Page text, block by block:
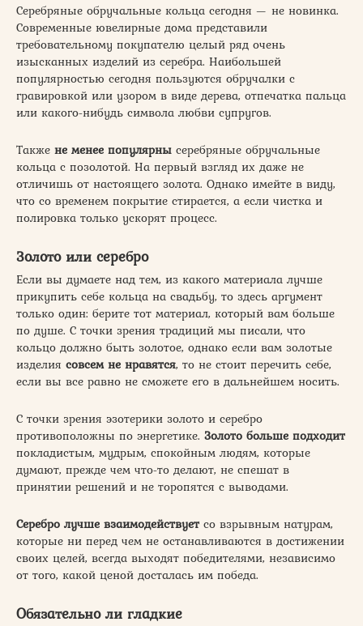
Серебряные обручальные кольца сегодня — не новинка.
Современные ювелирные дома представили
требовательному покупателю целый ряд очень
изысканных изделий из серебра. Наибольшей
популярностью сегодня пользуются обручалки с
гравировкой или узором в виде дерева, отпечатка пальца
или какого-нибудь символа любви супругов.
Также не менее популярны серебряные обручальные
кольца с позолотой. На первый взгляд их даже не
отличишь от настоящего золота. Однако имейте в виду,
что со временем покрытие стирается, а если чистка и
полировка только ускорят процесс.
Золото или серебро
Если вы думаете над тем, из какого материала лучше
прикупить себе кольца на свадьбу, то здесь аргумент
только один: берите тот материал, который вам больше
по душе. С точки зрения традиций мы писали, что
кольцо должно быть золотое, однако если вам золотые
изделия совсем не нравятся, то не стоит перечить себе,
если вы все равно не сможете его в дальнейшем носить.
С точки зрения эзотерики золото и серебро
противоположны по энергетике. Золото больше подходит
покладистым, мудрым, спокойным людям, которые
думают, прежде чем что-то делают, не спешат в
принятии решений и не торопятся с выводами.
Серебро лучше взаимодействует со взрывным натурам,
которые ни перед чем не останавливаются в достижении
своих целей, всегда выходят победителями, независимо
от того, какой ценой досталась им победа.
Обязательно ли гладкие